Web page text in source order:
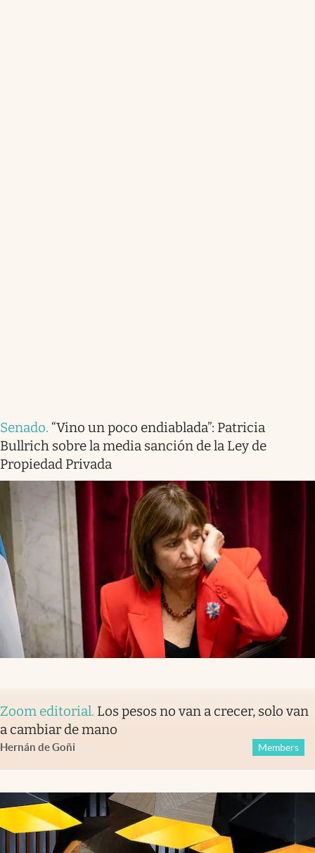
Senado. “Vino un poco endiablada”: Patricia
Bullrich sobre la media sanción de la Ley de
Propiedad Privada
Zoom editorial. Los pesos no van a crecer, solo van
a cambiar de mano
Hernán de Goñi Members